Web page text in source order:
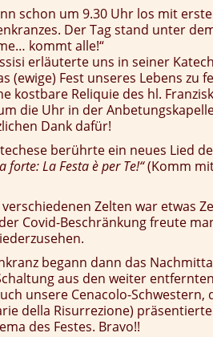
schon um 9.30 Uhr los mit
Der Tag stand unter
kommt alle!“
erläuterte uns in seiner
(ewige) Fest unseres Lebens zu
kostbare Reliquie des hl.
die Uhr in der
Dank dafür!
berührte ein neues Lied
forte: La Festa è per Te!“(Komm
Zelten war etwas
Covid-Beschränkung freute
begann dann das
aus den weiter
unsere Cenacolo-
della Risurrezione)
des Festes. Bravo!!